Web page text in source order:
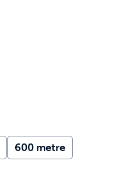
600 metre